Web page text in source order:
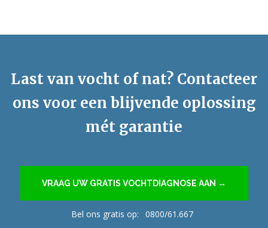
Last van vocht of nat? Contacteer
ons voor een blijvende oplossing
mét garantie
VRAAG UW GRATIS VOCHTDIAGNOSE AAN →
Bel ons gratis op:
0800/61.667